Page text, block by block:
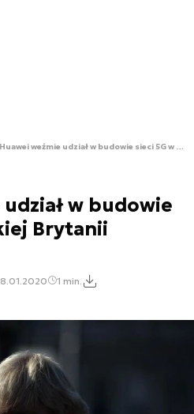
Huawei weźmie udział w budowie sieci 5G w Wielkiej Brytanii
w budowie
Brytanii
1 min.